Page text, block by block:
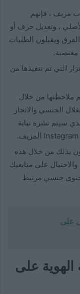
مزيف ، فإنهم
، وتعديل حرف أو
ويقبلون الطلبات
التي تم تنفيذها من
ملاحظتها من خلال
الجنسي والاتجار
سيتم نشره نيابة
بذلك من خلال هذه
على متابعيك
جنسي مرتبط
على
على